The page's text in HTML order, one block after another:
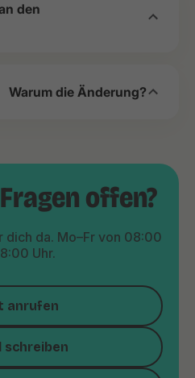
den
Warum die Änderung?
offen?
dich da. Mo–Fr von 08:00
Uhr.
anrufen
schreiben